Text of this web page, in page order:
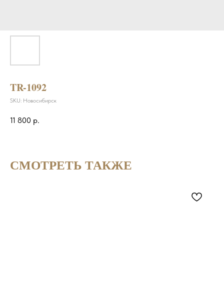
TR-1092
SKU: Новосибирск
11 800 р.
СМОТРЕТЬ ТАКЖЕ